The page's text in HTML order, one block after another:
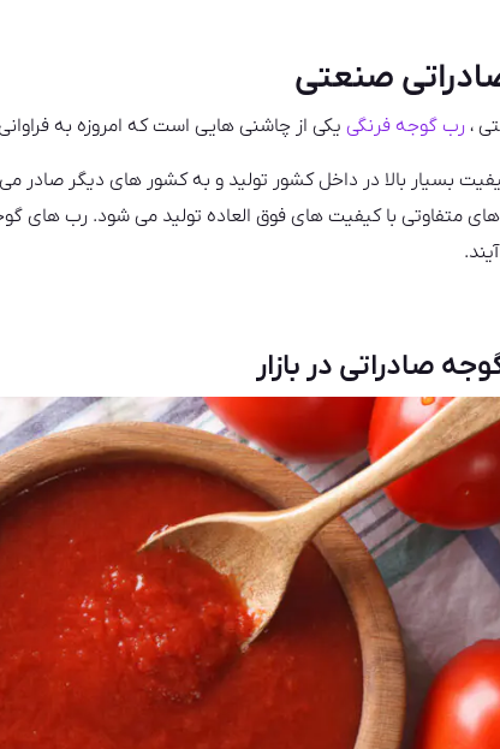
صنعتی
، رب گوجه فرنگی یکی از چاشنی هایی است که امروزه به
بسیار بالا در داخل کشور تولید و به کشور های دیگر صادر
متفاوتی با کیفیت های فوق العاده تولید می شود. رب های
صادراتی در بازار